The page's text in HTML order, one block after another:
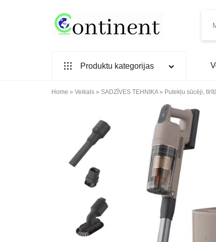
PREČU
INTERNETVEIKALS
Produktu kategorijas
SADZĪVES TEHNIKA
MAZĀ SADZĪVES TEHNIKA
ELEKTRONIKA, TV
TELEFONI
VIEDPULKSTEŅI
SKAISTUMAM UN VESELĪBAI
DATORTEHNIKA, PRECES
Home » Veikals » SADZĪVES TEHNIKA» Putekļu sūcēji,